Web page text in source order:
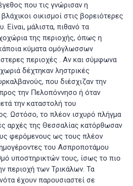
που τις γνώρισαν η
οικισμοί στις βορειότερες
Είναι, μάλιστα, πιθανό τα
της περιοχής, όπως η
κύματα ομόγλωσσων
περιοχές . Αν και σύμφωνα
δέχτηκαν ληστρικές
που διέσχιζαν την
την Πελοπόννησο ή όταν
την καταστολή του
Ωστόσο, το πλέον ισχυρό πλήγμα
αρχές της Θεσσαλίας κατόρθωσαν
φερόμενους ως τους πλέον
του Ασπροποτάμου
υποστηρικτών τους, ίσως το πιο
περιοχή των Τρικάλων. Τα
έχουν παρουσιαστεί σε